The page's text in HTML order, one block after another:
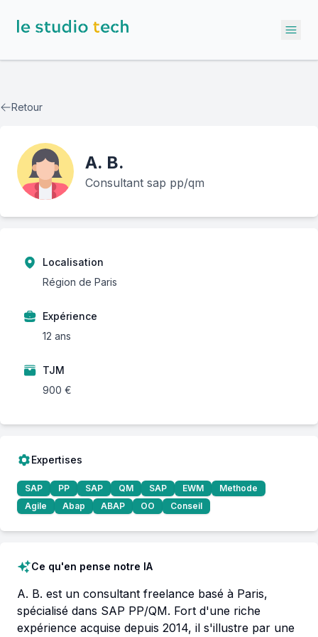
Retour
A. B.
Consultant sap pp/qm
Localisation
Région de Paris
Expérience
12 ans
TJM
900 €
Expertises
SAP PP SAP QM SAP EWM
Methode
Agile
Abap ABAP OO Conseil
Ce qu'en pense notre IA
A. B. est un consultant freelance basé à Paris,
spécialisé dans SAP PP/QM. Fort d'une riche
expérience acquise depuis 2014, il s'illustre par une